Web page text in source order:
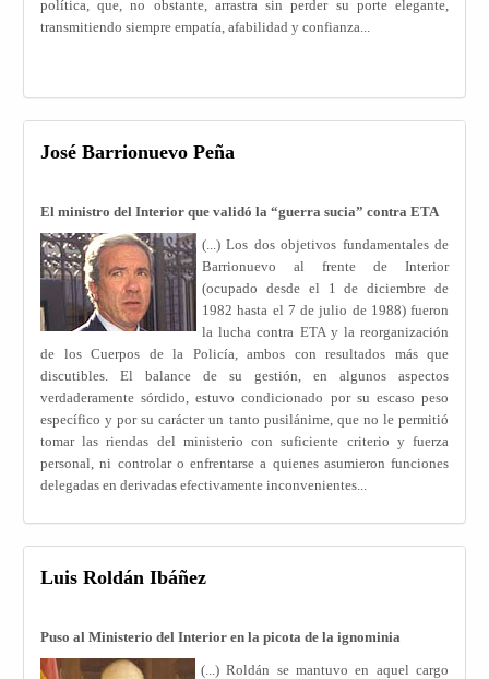
política, que, no obstante, arrastra sin perder su porte elegante,
transmitiendo siempre empatía, afabilidad y confianza...
José Barrionuevo Peña
El ministro del Interior que validó la “guerra sucia” contra ETA
(...)Los dos objetivos fundamentales de
Barrionuevo al frente de Interior
(ocupado desde el 1 de diciembre de
1982 hasta el 7 de julio de 1988) fueron
la lucha contra ETA y la reorganización
de los Cuerpos de la Policía, ambos con resultados más que
discutibles. El balance de su gestión, en algunos aspectos
verdaderamente sórdido, estuvo condicionado por su escaso peso
específico y por su carácter un tanto pusilánime, que no le permitió
tomar las riendas del ministerio con suficiente criterio y fuerza
personal, ni controlar o enfrentarse a quienes asumieron funciones
delegadas en derivadas efectivamente inconvenientes...
Luis Roldán Ibáñez
Puso al Ministerio del Interior en la picota de la ignominia
(...) Roldán se mantuvo en aquel cargo